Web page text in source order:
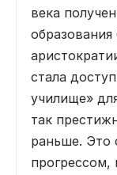
Поиск
века
стала
училище»
так
раньше. Это